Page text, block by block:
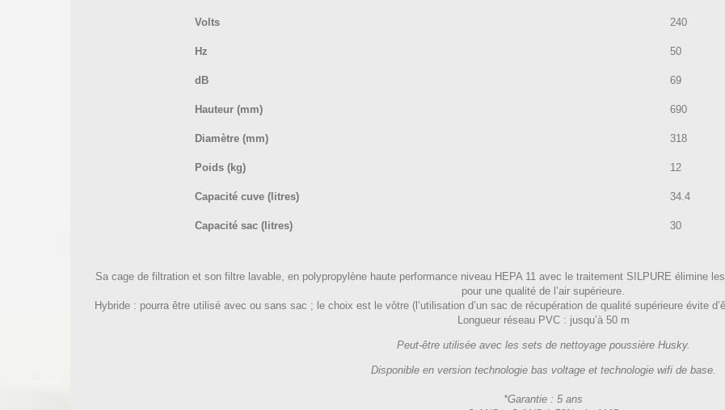
Volts 240
Hz 50
dB 69
Hauteur (mm) 690
Diamètre (mm) 318
Poids (kg) 12
Capacité cuve (litres) 34.4
Capacité sac (litres) 30
Sa cage de filtration et son filtre lavable, en polypropylène haute performance niveau HEPA 11 avec le traitement SILPURE élimine
pour une qualité de l’air supérieure.
Hybride : pourra être utilisé avec ou sans sac ; le choix est le vôtre (l’utilisation d’un sac de récupération de qualité supérieure évite
Longueur réseau PVC : jusqu’à 50 m
Peut-être utilisée avec les sets de nettoyage poussière Husky.
Disponible en version technologie bas voltage et technologie wifi de base.
*Garantie : 5 ans